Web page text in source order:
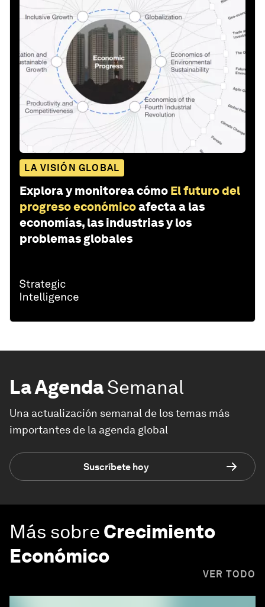
LA VISIÓN GLOBAL
Explora y monitorea cómo El futuro del
progreso económicoafecta a las
economías, las industrias y los
problemas globales
La AgendaSemanal
Una actualización semanal de los temas más
importantes de la agenda global
Suscríbete hoy
Más sobre Crecimiento
Económico
VER TODO